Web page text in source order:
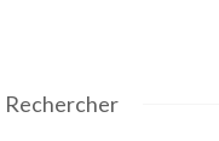
Rechercher